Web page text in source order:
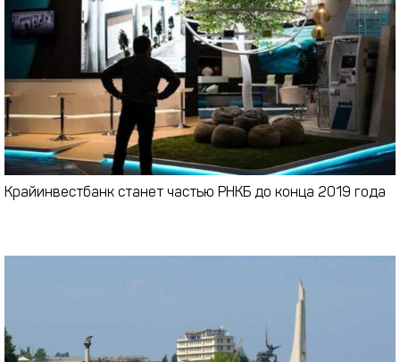
Крайинвестбанк станет частью РНКБ до конца 2019 года